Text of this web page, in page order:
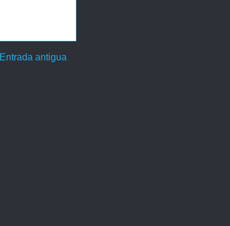
Entrada antigua